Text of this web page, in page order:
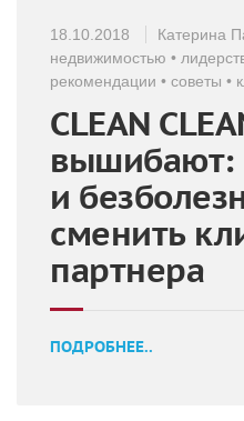
18.10.2018 Катерина
недвижимостью •
рекомендации • советы •
CLEAN
вышибают:
и
сменить
партнера
ПОДРОБНЕЕ..